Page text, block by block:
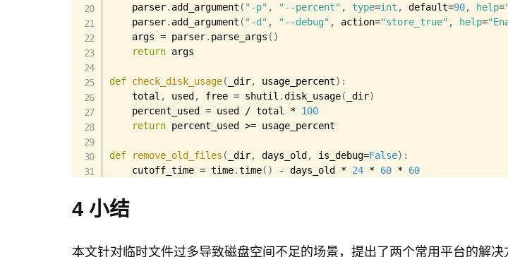
    parser
. add_argument ( "-p" , "--percent" , type=int , default=90, help=
    parser
. add_argument ( "-d" , "--debug" , action="store_true" , help=
    args
= parser. parse_args ( )
return args
def check_disk_usage( _dir, usage_percent) :
    total
, used , free = shutil .disk_usage( _dir)
    percent_used
= used / total * 100
return percent_used >= usage_percent
def remove_old_files ( _dir, days_old , is_debug=False) :
    cutoff_time
= time.time( ) - days_old * 24 * 60 * 60
            file_path
if is_debug:
4 小结
本文针对临时文件过多导致磁盘空间不足的场景，提出了两个常用平台的解决